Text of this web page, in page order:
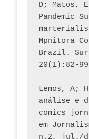
D; Matos,
Pandemic
Mpnitora
Brazil.
20(1):82-
Lemos, A;
análise e
comics
em
n.2, jul./